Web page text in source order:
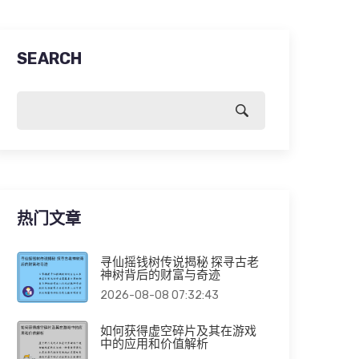
SEARCH
热门文章
寻仙摇钱树传说揭秘 探寻古老
神树背后的财富与奇迹
2026-08-08 07:32:43
如何获得虚空碎片及其在游戏
中的应用和价值解析